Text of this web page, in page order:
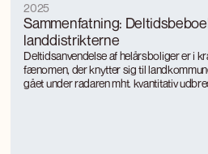
Sammenfatning:
landdistrikterne
2025
Deltidsanvendelse af helårsboliger er i
fænomen, der knytter sig til
gået under radaren mht. kvantitativ